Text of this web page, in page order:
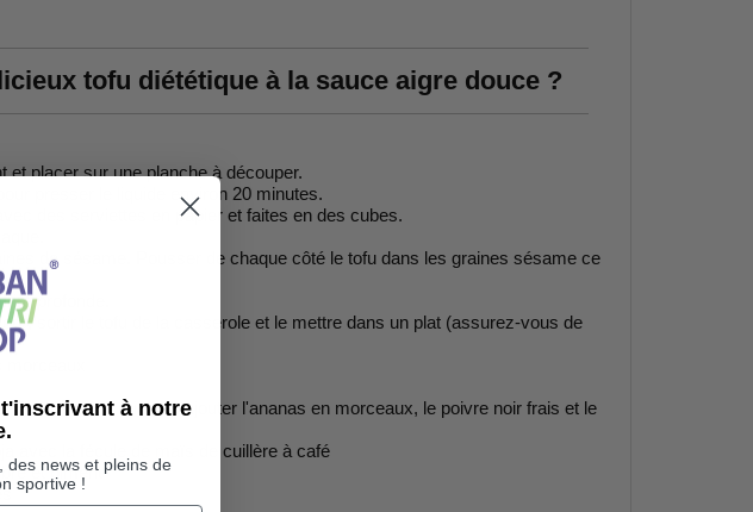
tofu diététique à la sauce aigre douce ?
et placer sur une planche à découper.
presser le liquide environ 20 minutes.
des serviettes en papier et faites en des cubes.
de sésame. Pousser de chaque côté le tofu dans les graines sésame ce
profonde.
sortir le tofu de la casserole et le mettre dans un plat (assurez-vous de
Sauté pour 2 minutes ajouter l'ananas en morceaux, le poivre noir frais et le
avec la fécule de maïs de cuillère à café
et piment
à notre
des news et pleins de
sportive !